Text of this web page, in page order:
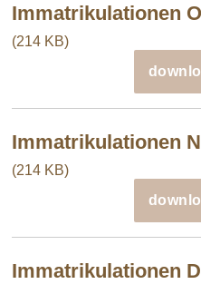
Immatrikulationen
(214 KB)
Immatrikulationen
(214 KB)
Immatrikulationen